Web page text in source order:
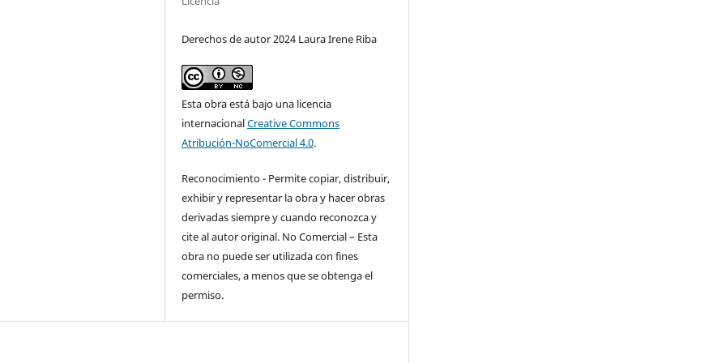
Derechos de autor 2024 Laura Irene Riba
Esta obra está bajo una licencia
internacionalCreative Commons
Atribución-NoComercial 4.0.
Reconocimiento - Permite copiar, distribuir,
exhibir y representar la obra y hacer obras
derivadas siempre y cuando reconozca y
cite al autor original. No Comercial – Esta
obra no puede ser utilizada con fines
comerciales, a menos que se obtenga el
permiso.